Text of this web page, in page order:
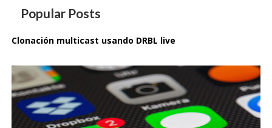
Popular Posts
Clonación multicast usando DRBL live